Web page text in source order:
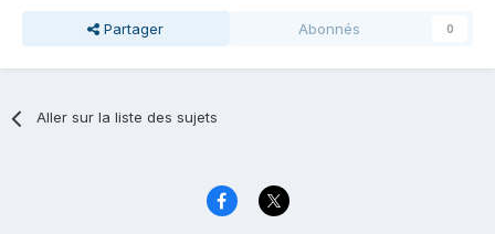
Partager Abonnés 0
Aller sur la liste des sujets